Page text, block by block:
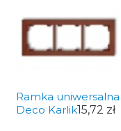
Ramka
Deco Karlik15,72 zł